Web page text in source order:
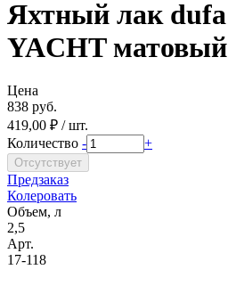
Яхтный лак
YACHT матовый
Цена
838 руб.
419,00 ₽ / шт.
Количество - +
Предзаказ
Колеровать
Объем, л
2,5
Арт.
17-118